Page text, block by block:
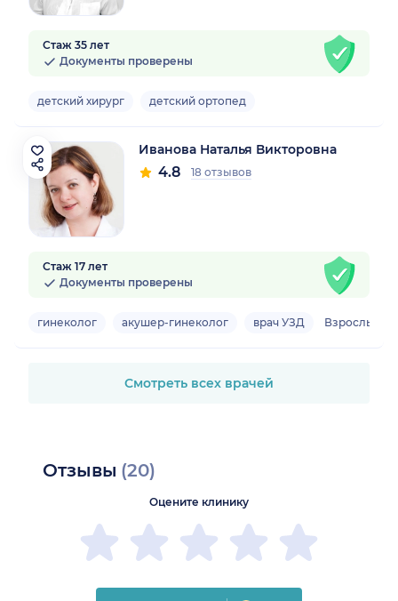
Стаж 35 лет
Документы проверены
детский хирург детский ортопед
Иванова Наталья Викторовна
4.8 18 отзывов
Стаж 17 лет
Документы проверены
гинеколог акушер-гинеколог врач УЗД Взрослый,
Смотреть всех врачей
Отзывы (20)
Оцените клинику